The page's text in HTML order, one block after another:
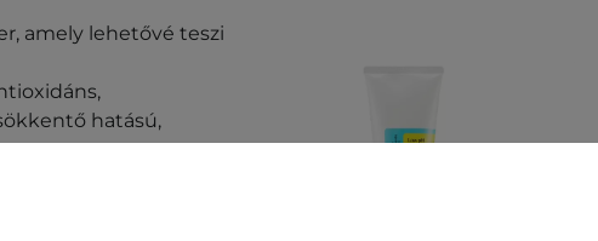
amely lehetővé teszi
hatású,